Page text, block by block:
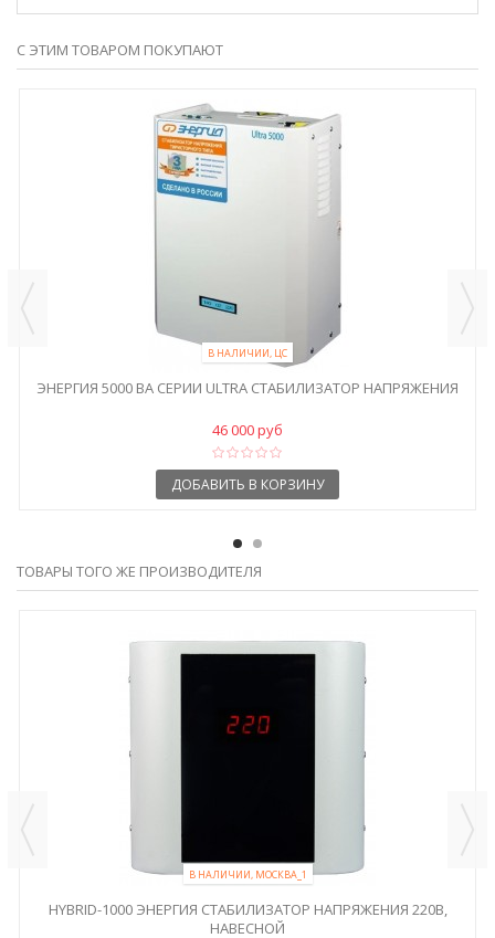
С ЭТИМ ТОВАРОМ ПОКУПАЮТ
В НАЛИЧИИ, ЦС
ЭНЕРГИЯ 5000 ВА СЕРИИ ULTRA СТАБИЛИЗАТОР НАПРЯЖЕНИЯ
46 000 руб
ДОБАВИТЬ В КОРЗИНУ
ТОВАРЫ ТОГО ЖЕ ПРОИЗВОДИТЕЛЯ
В НАЛИЧИИ, МОСКВА_1
HYBRID-1000 ЭНЕРГИЯ СТАБИЛИЗАТОР НАПРЯЖЕНИЯ 220В,
НАВЕСНОЙ